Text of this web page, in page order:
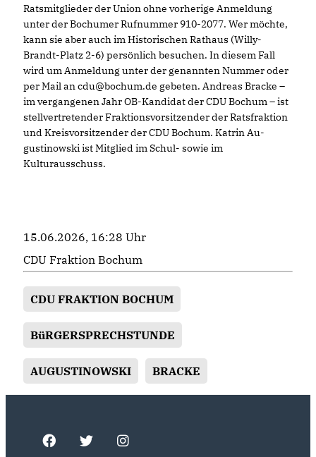
Ratsmitglieder der Union ohne vorherige Anmeldung
unter der Bochumer Rufnummer 910-2077. Wer möchte,
kann sie aber auch im Historischen Rathaus (Willy-
Brandt-Platz 2-6) persönlich besuchen. In diesem Fall
wird um Anmeldung unter der genannten Nummer oder
per Mail an cdu@bochum.de gebeten. Andreas Bracke –
im vergangenen Jahr OB-Kandidat der CDU Bochum – ist
stellvertretender Fraktionsvorsitzender der Ratsfraktion
und Kreisvorsitzender der CDU Bochum. Katrin Au-
gustinowski ist Mitglied im Schul- sowie im
Kulturausschuss.
15.06.2026, 16:28 Uhr
CDU Fraktion Bochum
CDU FRAKTION BOCHUM
BüRGERSPRECHSTUNDE
AUGUSTINOWSKI BRACKE